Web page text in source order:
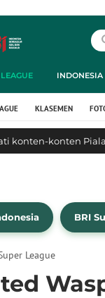
INDONESIA
KLASEMEN
konten-konten
BRI
League